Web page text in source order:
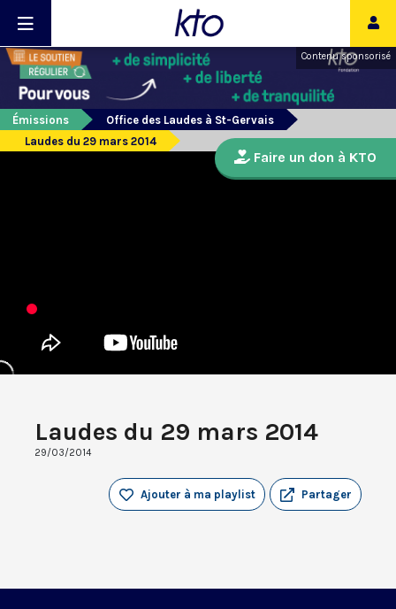
Contenu sponsorisé
Émissions
Office des Laudes à St-Gervais
Laudes du 29 mars 2014
Laudes du 29 mars 2014
29/03/2014
Partager
Ajouter à ma playlist
Faire un don à KTO